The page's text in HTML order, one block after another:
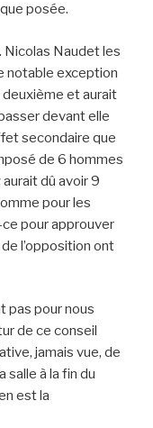
posée.
Nicolas Naudet les
notable exception
et aurait
devant elle
secondaire que
de 6 hommes
dû avoir 9
pour les
ce pour approuver
l’opposition ont
pas pour nous
de ce conseil
jamais vue, de
salle à la fin du
est la